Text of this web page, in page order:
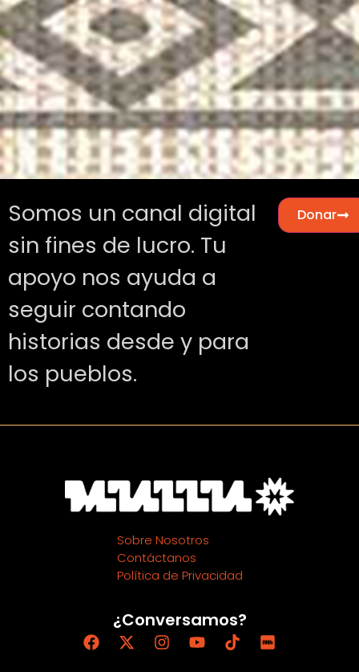
Somos un canal digital
sin fines de lucro. Tu
apoyo nos ayuda a
seguir contando
historias desde y para
los pueblos.
Donar
Sobre Nosotros
Contáctanos
Política de Privacidad
¿Conversamos?